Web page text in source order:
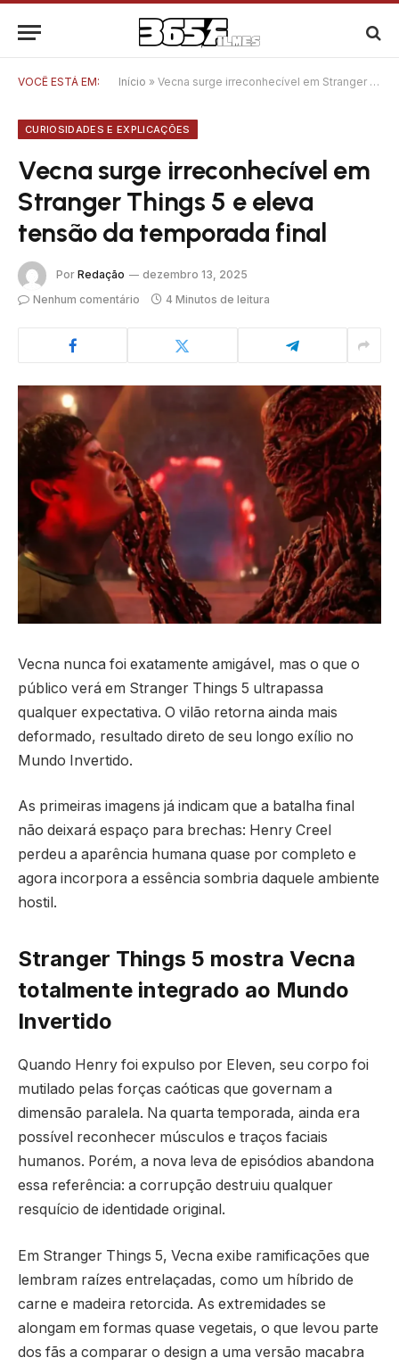
VOCÊ ESTÁ EM: Início » Vecna surge irreconhecível em Stranger Things 5 e eleva tensão da temporada final
CURIOSIDADES E EXPLICAÇÕES
Vecna surge irreconhecível em
Stranger Things 5 e eleva
tensão da temporada final
Por Redação
dezembro 13, 2025
Nenhum comentário
4 Minutos de leitura
Vecna nunca foi exatamente amigável, mas o que o
público verá em Stranger Things 5 ultrapassa
qualquer expectativa. O vilão retorna ainda mais
deformado, resultado direto de seu longo exílio no
Mundo Invertido.
As primeiras imagens já indicam que a batalha final
não deixará espaço para brechas: Henry Creel
perdeu a aparência humana quase por completo e
agora incorpora a essência sombria daquele ambiente
hostil.
Stranger Things 5 mostra Vecna
totalmente integrado ao Mundo
Invertido
Quando Henry foi expulso por Eleven, seu corpo foi
mutilado pelas forças caóticas que governam a
dimensão paralela. Na quarta temporada, ainda era
possível reconhecer músculos e traços faciais
humanos. Porém, a nova leva de episódios abandona
essa referência: a corrupção destruiu qualquer
resquício de identidade original.
Em Stranger Things 5, Vecna exibe ramificações que
lembram raízes entrelaçadas, como um híbrido de
carne e madeira retorcida. As extremidades se
alongam em formas quase vegetais, o que levou parte
dos fãs a comparar o design a uma versão macabra